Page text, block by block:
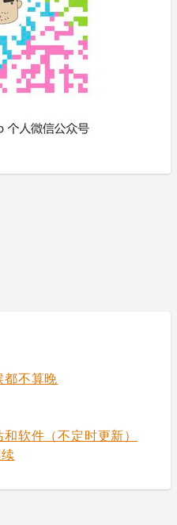
都不算晚
软件（不定时更新）